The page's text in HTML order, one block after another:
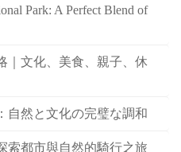
Park: A Perfect Blend of
｜文化、美食、親子、休
自然と文化の完璧な調和
索都市與自然的騎行之旅